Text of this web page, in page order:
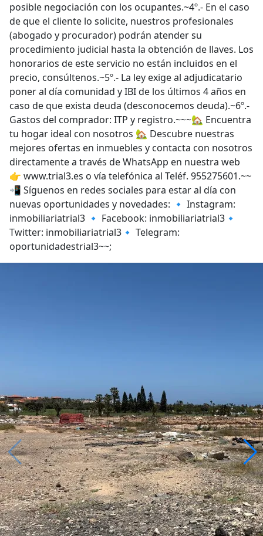
posible negociación con los ocupantes.~4º.- En el caso
de que el cliente lo solicite, nuestros profesionales
(abogado y procurador) podrán atender su
procedimiento judicial hasta la obtención de llaves. Los
honorarios de este servicio no están incluidos en el
precio, consúltenos.~5º.- La ley exige al adjudicatario
poner al día comunidad y IBI de los últimos 4 años en
caso de que exista deuda (desconocemos deuda).~6º.-
Gastos del comprador: ITP y registro.~~~🏡 Encuentra
tu hogar ideal con nosotros 🏡 Descubre nuestras
mejores ofertas en inmuebles y contacta con nosotros
directamente a través de WhatsApp en nuestra web
👉 www.trial3.es o vía telefónica al Teléf. 955275601.~~
📲 Síguenos en redes sociales para estar al día con
nuevas oportunidades y novedades: 🔹 Instagram:
inmobiliariatrial3 🔹 Facebook: inmobiliariatrial3🔹
Twitter: inmobiliariatrial3🔹 Telegram:
oportunidadestrial3~~;